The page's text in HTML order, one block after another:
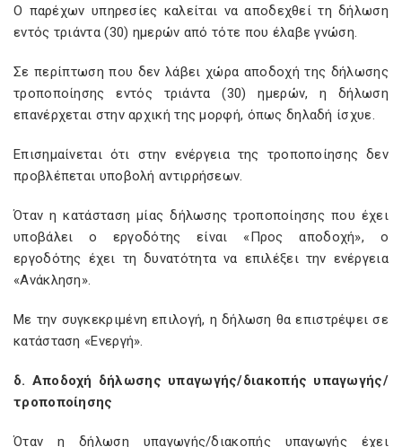
Ο παρέχων υπηρεσίες καλείται να αποδεχθεί τη δήλωση
εντός τριάντα (30) ημερών από τότε που έλαβε γνώση.
Σε περίπτωση που δεν λάβει χώρα αποδοχή της δήλωσης
τροποποίησης εντός τριάντα (30) ημερών, η δήλωση
επανέρχεται στην αρχική της μορφή, όπως δηλαδή ίσχυε.
Επισημαίνεται ότι στην ενέργεια της τροποποίησης δεν
προβλέπεται υποβολή αντιρρήσεων.
Όταν η κατάσταση μίας δήλωσης τροποποίησης που έχει
υποβάλει ο εργοδότης είναι «Προς αποδοχή», ο
εργοδότης έχει τη δυνατότητα να επιλέξει την ενέργεια
«Ανάκληση».
Με την συγκεκριμένη επιλογή, η δήλωση θα επιστρέψει σε
κατάσταση «Ενεργή».
δ. Αποδοχή δήλωσης υπαγωγής/διακοπής υπαγωγής/
τροποποίησης
Όταν η δήλωση υπαγωγής/διακοπής υπαγωγής έχει